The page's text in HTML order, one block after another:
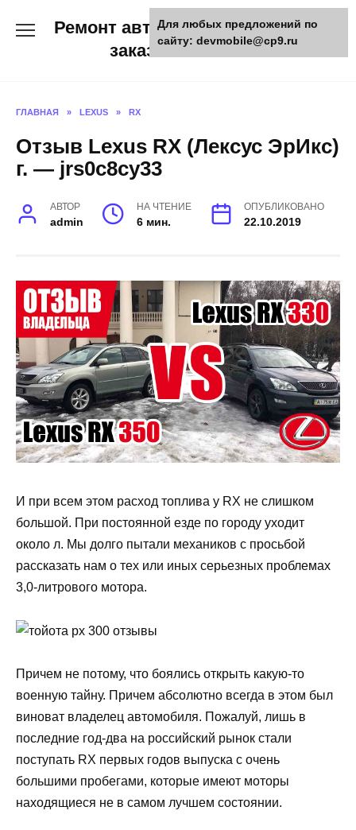
Ремонт авто и мото техники,
заказ запчастей
ГЛАВНАЯ » LEXUS » RX
Отзыв Lexus RX (Лексус ЭрИкс)
г. — jrs0c8cy33
АВТОР
admin
НА ЧТЕНИЕ
6 мин.
ОПУБЛИКОВАНО
22.10.2019
И при всем этом расход топлива у RX не слишком
большой. При постоянной езде по городу уходит
около л. Мы долго пытали механиков с просьбой
рассказать нам о тех или иных серьезных проблемах
3,0-литрового мотора.
Причем не потому, что боялись открыть какую-то
военную тайну. Причем абсолютно всегда в этом был
виноват владелец автомобиля. Пожалуй, лишь в
последние год-два на российский рынок стали
поступать RX первых годов выпуска с очень
большими пробегами, которые имеют моторы
находящиеся не в самом лучшем состоянии.
Для любых предложений по
сайту: devmobile@cp9.ru